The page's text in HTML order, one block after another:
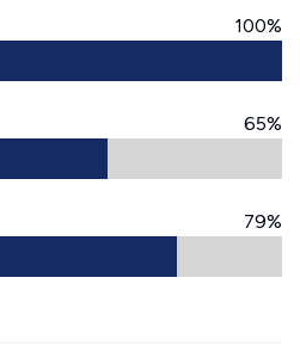
100%
65%
79%